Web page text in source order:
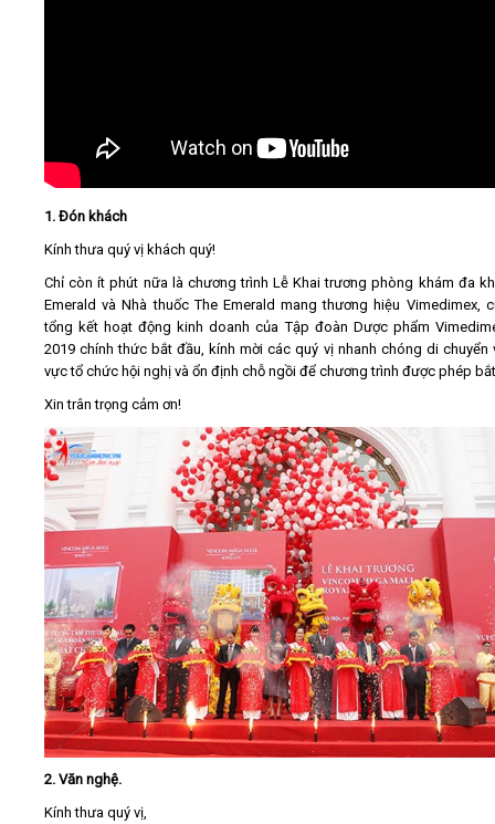
1. Đón khách
Kính thưa quý vị khách quý!
Chỉ còn ít phút nữa là chương trình Lễ Khai trương phòng khám đa
Emerald và Nhà thuốc The Emerald mang thương hiệu Vimedimex,
tổng kết hoạt động kinh doanh của Tập đoàn Dược phẩm
2019 chính thức bắt đầu, kính mời các quý vị nhanh chóng di chuyển
vực tổ chức hội nghị và ổn định chỗ ngồi để chương trình được phép
Xin trân trọng cảm ơn!
2. Văn nghệ.
Kính thưa quý vị,